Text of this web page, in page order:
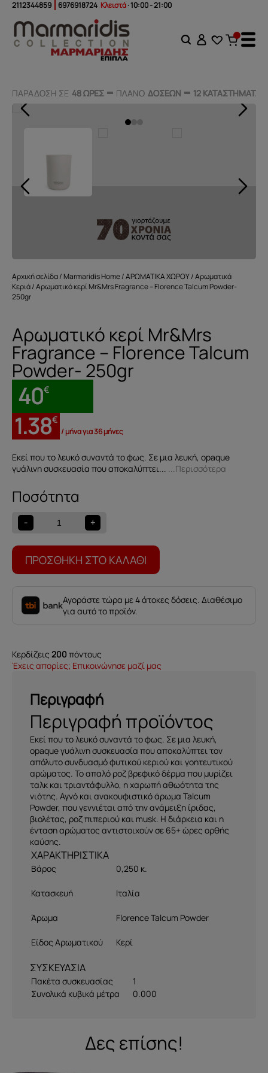
2112344859 6976918724 Κλειστά· 10:00 - 21:00
ΠΑΡΑΔΟΣΗ ΣΕ 48 ΩΡΕΣ ΠΛΑΝΟ ΔΟΣΕΩΝ 12 ΚΑΤΑΣΤΗΜΑΤΑ
ΠΑΡΑΔΟΣΗ ΣΕ 48 ΩΡΕΣ ΠΛΑΝΟ ΔΟΣΕΩΝ 12 ΚΑΤΑΣΤΗΜΑΤΑ
Αρχική σελίδα/ Marmaridis Home/ΑΡΩΜΑΤΙΚΑ ΧΩΡΟΥ/Αρωματικά
Κεριά/ Αρωματικό κερί Mr&Mrs Fragrance – Florence Talcum Powder-
250gr
Αρωματικό κερί Mr&Mrs
Fragrance – Florence Talcum
Powder- 250gr
40€
1.38€
/ μήνα για 36 μήνες
Εκεί που το λευκό συναντά το φως. Σε μια λευκή, opaque
γυάλινη συσκευασία που αποκαλύπτει... ...Περισσότερα
-
Αρωματικό
κερί
Mr&Mrs
Fragrance
Florence
Talcum
Powder-
ποσότητα
+
ΠΡΟΣΘΉΚΗ ΣΤΟ ΚΑΛΆΘΙ
Αγοράστε τώρα με 4 άτοκες δόσεις. Διαθέσιμο
για αυτό το προϊόν.
Κερδίζεις 200 πόντους
Έχεις απορίες; Επικοινώνησε μαζί μας
Περιγραφή
Περιγραφή προϊόντος
Εκεί που το λευκό συναντά το φως. Σε μια λευκή,
opaque γυάλινη συσκευασία που αποκαλύπτει τον
απόλυτο συνδυασμό φυτικού κεριού και γοητευτικού
αρώματος. Το απαλό ροζ βρεφικό δέρμα που μυρίζει
ταλκ και τριαντάφυλλο, η χαρωπή αθωότητα της
νιότης. Αγνό και ανακουφιστικό άρωμα Talcum
Powder, που γεννιέται από την ανάμειξη ίριδας,
βιολέτας, ροζ πιπεριού και musk. Η διάρκεια και η
ένταση αρώματος αντιστοιχούν σε 65+ ώρες ορθής
καύσης.
Βάρος 0,250 κ.
Κατασκευή Ιταλία
Άρωμα Florence Talcum Powder
Είδος Αρωματικού Κερί
ΣΥΣΚΕΥΑΣΙΑ
Πακέτα συσκευασίας
1
Συνολικά κυβικά μέτρα
0.000
Δες επίσης!